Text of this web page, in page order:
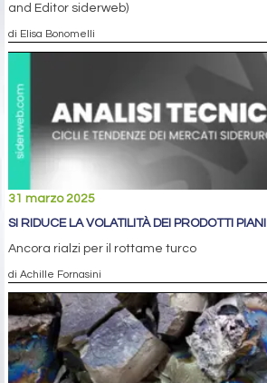
and Editor siderweb)
di Elisa Bonomelli
31 marzo 2025
SI RIDUCE LA VOLATILITÀ DEI PRODOTTI PIANI
Ancora rialzi per il rottame turco
di Achille Fornasini